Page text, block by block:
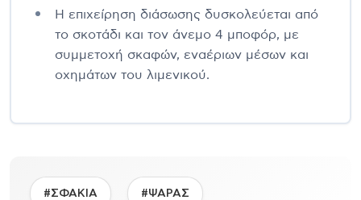
Η επιχείρηση διάσωσης δυσκολεύεται από
το σκοτάδι και τον άνεμο 4 μποφόρ, με
συμμετοχή σκαφών, εναέριων μέσων και
οχημάτων του λιμενικού.
#ΣΦΑΚΙΑ #ΨΑΡΑΣ